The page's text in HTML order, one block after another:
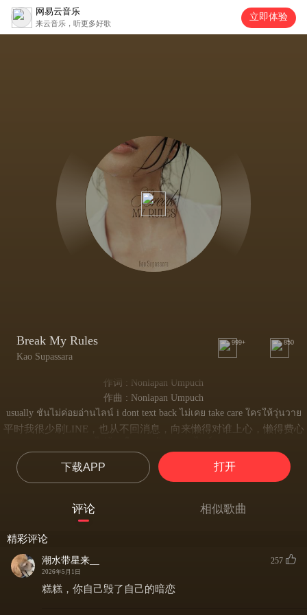
网易云音乐
来云音乐，听更多好歌
立即体验
Break My Rules
Kao Supassara
999+ 850
作词 : Nonlapan Umpuch
作曲 : Nonlapan Umpuch
usually ชั้นไม่ค่อยอ่านไลน์ i dont text back ไม่เคย take care ใครให้วุ่นวาย
平时我很少刷LINE，也从不回消息，向来懒得对谁上心，懒得费心
情人节也不必送礼物
อยู่คนเดียวเป็น independent I got myself and I
一个人独来独往，向来独立，我向来靠自己
但最近，一切都让我心绪不宁
偌大的房间，也开始变得空旷冷清
ตั้งแต่ที่ได้เจอเธอ
下载APP 打开
评论 相似歌曲
精彩评论
潮水带星来__
2026年5月1日
257
糕糕，你自己毁了自己的暗恋